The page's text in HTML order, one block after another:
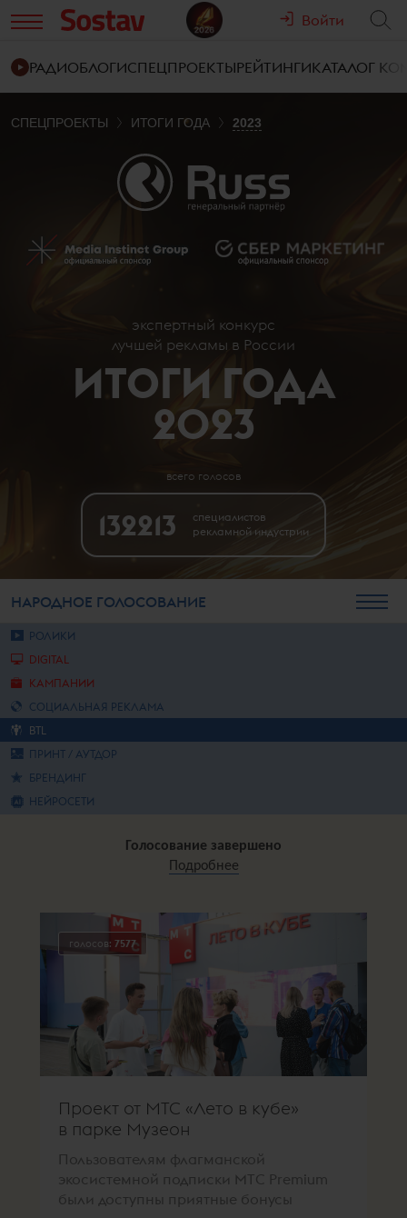
Войти
РАДИОБЛОГИСПЕЦПРОЕКТЫРЕЙТИНГИКАТАЛОГ
СПЕЦПРОЕКТЫ ИТОГИ ГОДА 2023
экспертный конкурс
лучшей рекламы в России
ИТОГИ ГОДА
2023
всего голосов
132213
специалистов
рекламной индустрии
НАРОДНОЕ ГОЛОСОВАНИЕ
РОЛИКИ
DIGITAL
КАМПАНИИ
СОЦИАЛЬНАЯ РЕКЛАМА
BTL
ПРИНТ / АУТДОР
БРЕНДИНГ
НЕЙРОСЕТИ
Голосование завершено
Подробнее
голосов: 7577
Проект от МТС «Лето в кубе»
в парке Музеон
Пользователям флагманской
экосистемной подписки МТС Premium
были доступны приятные бонусы